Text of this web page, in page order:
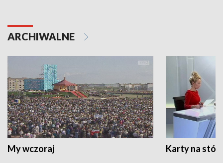
ARCHIWALNE
My wczoraj Karty na